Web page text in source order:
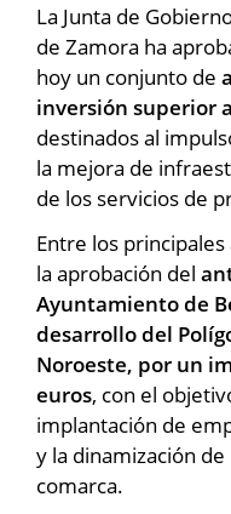
La Junta de
de Zamora ha
hoy un conjunto de
inversión superior
destinados al
la mejora de
de los servicios de
Entre los
la aprobación del
Ayuntamiento de
desarrollo del
Noroeste, por un
euros, con el
implantación de
y la dinamización
comarca.